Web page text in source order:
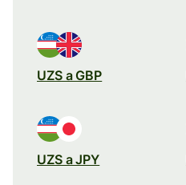
UZS a GBP
UZS a JPY